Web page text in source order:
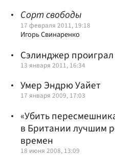
Сорт свободы
17 февраля 2011, 19:18
Игорь Свинаренко
Сэлинджер
13 января 2011, 16:34
Умер Эндрю Уайет
17 января 2009, 17:03
«Убить
в Британии лучшим
времен
18 июня 2008, 13:09